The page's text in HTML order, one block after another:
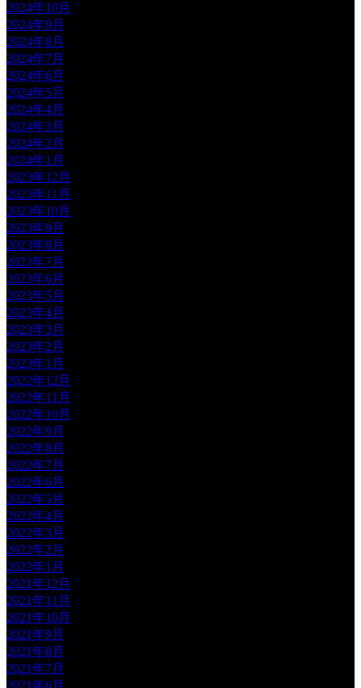
2024年10月
2024年9月
2024年8月
2024年7月
2024年6月
2024年5月
2024年4月
2024年3月
2024年2月
2024年1月
2023年12月
2023年11月
2023年10月
2023年9月
2023年8月
2023年7月
2023年6月
2023年5月
2023年4月
2023年3月
2023年2月
2023年1月
2022年12月
2022年11月
2022年10月
2022年9月
2022年8月
2022年7月
2022年6月
2022年5月
2022年4月
2022年3月
2022年2月
2022年1月
2021年12月
2021年11月
2021年10月
2021年9月
2021年8月
2021年7月